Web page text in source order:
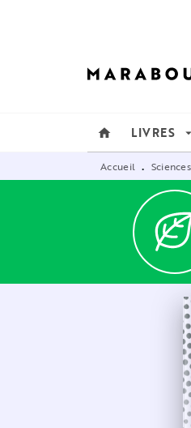
home LIVRES arrow_drop_down
Accueil •